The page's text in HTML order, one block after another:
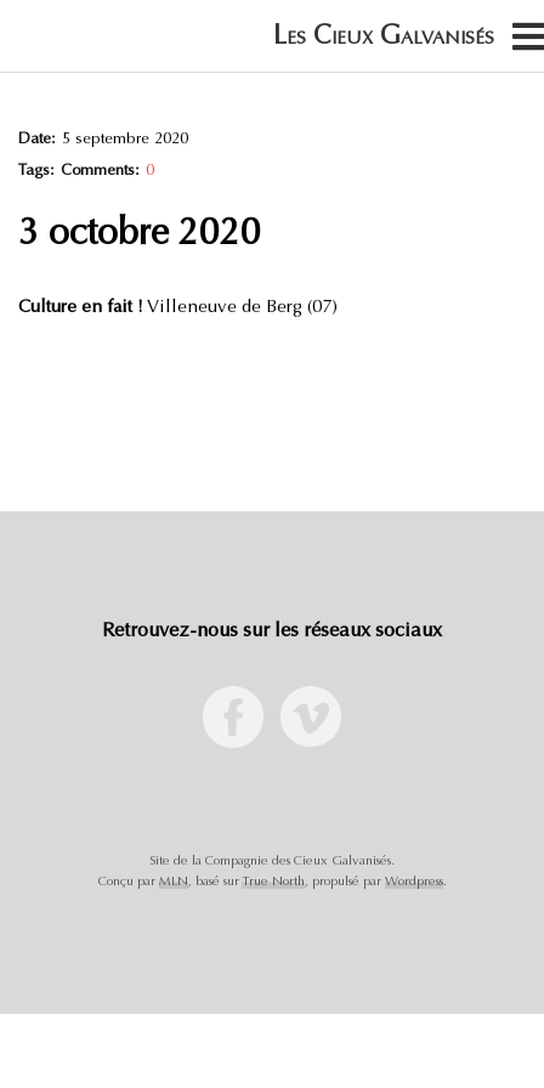
Date: 5 septembre 2020
Tags: Comments: 0
3 octobre 2020
Culture en fait ! Villeneuve de Berg (07)
Retrouvez-nous sur les réseaux sociaux
Site de la Compagnie des Cieux Galvanisés.
Conçu par MLN, basé sur True North, propulsé par Wordpress.